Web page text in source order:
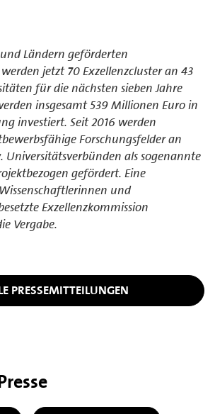
Ländern geförderten
jetzt 70 Exzellenzcluster an 43
für die nächsten sieben Jahre
insgesamt 539 Millionen Euro in
investiert. Seit 2016 werden
Forschungsfelder an
Universitätsverbünden als sogenannte
gefördert. Eine
und
Exzellenzkommission
Vergabe.
PRESSEMITTEILUNGEN